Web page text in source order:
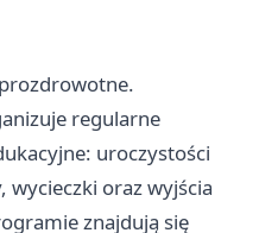
regularne
uroczystości
oraz wyjścia
znajdują się